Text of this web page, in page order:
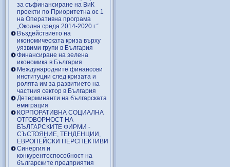
за съфинансиране на ВиК
проекти по Приоритетна ос 1
на Оперативна програма
„Околна среда 2014-2020 г.“
Въздействието на
икономическата криза върху
уязвими групи в България
Финансиране на зелена
икономика в България
Международните финансови
институции след кризата и
ролята им за развитието на
частния сектор в България
Детерминанти на българската
емиграция
КОРПОРАТИВНА СОЦИАЛНА
ОТГОВОРНОСТ НА
БЪЛГАРСКИТЕ ФИРМИ -
СЪСТОЯНИЕ, ТЕНДЕНЦИИ,
ЕВРОПЕЙСКИ ПЕРСПЕКТИВИ
Синергия и
конкурентоспособност на
българските предприятия